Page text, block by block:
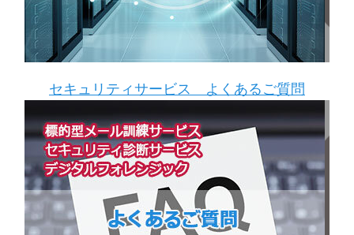
セキュリティサービス よくあるご質問